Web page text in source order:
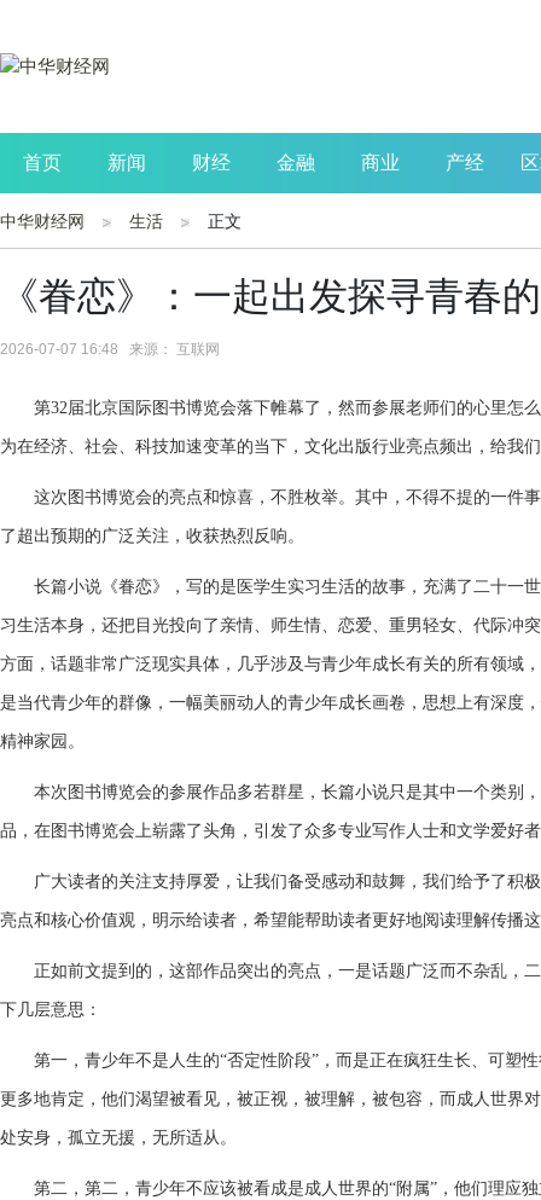
首页 新闻 财经 金融 商业 产经
公司 生活 读书
中华财经网 生活 正文
《眷恋》：一起出发探寻青春
2026-07-07 16:48 来源： 互联网
第32届北京国际图书博览会落下帷幕了，然而参展老师们的心里怎
为在经济、社会、科技加速变革的当下，文化出版行业亮点频出，给我
这次图书博览会的亮点和惊喜，不胜枚举。其中，不得不提的一件
了超出预期的广泛关注，收获热烈反响。
长篇小说《眷恋》，写的是医学生实习生活的故事，充满了二十一
习生活本身，还把目光投向了亲情、师生情、恋爱、重男轻女、代际冲
方面，话题非常广泛现实具体，几乎涉及与青少年成长有关的所有领域
是当代青少年的群像，一幅美丽动人的青少年成长画卷，思想上有深度
精神家园。
本次图书博览会的参展作品多若群星，长篇小说只是其中一个类别
品，在图书博览会上崭露了头角，引发了众多专业写作人士和文学爱好
广大读者的关注支持厚爱，让我们备受感动和鼓舞，我们给予了积
亮点和核心价值观，明示给读者，希望能帮助读者更好地阅读理解传播
正如前文提到的，这部作品突出的亮点，一是话题广泛而不杂乱，
下几层意思：
第一， 青少年不是人生的“否定性阶段”，而是正在疯狂生长、可塑
更多地肯定，他们渴望被看见，被正视，被理解，被包容，而成人世界
处安身，孤立无援，无所适从。
第二， 第二，青少年不应该被看成是成人世界的“附属”，他们理应